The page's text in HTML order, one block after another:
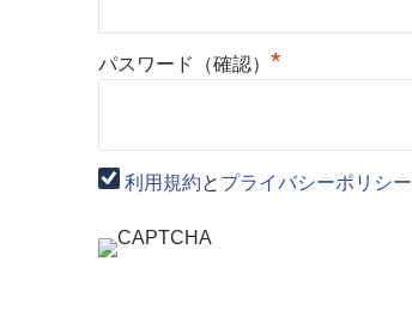
パスワード（確認） *
利用規約と プライバシーポリシー